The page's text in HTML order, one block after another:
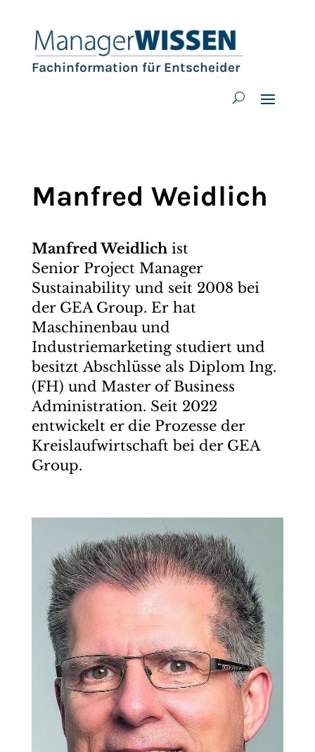
Fachinformation für Entscheider
Manfred Weidlich
Manfred Weidlichist
Senior Project Manager
Sustainability und seit 2008 bei
der GEA Group. Er hat
Maschinenbau und
Industriemarketing studiert und
besitzt Abschlüsse als Diplom Ing.
(FH) und Master of Business
Administration. Seit 2022
entwickelt er die Prozesse der
Kreislaufwirtschaft bei der GEA
Group.